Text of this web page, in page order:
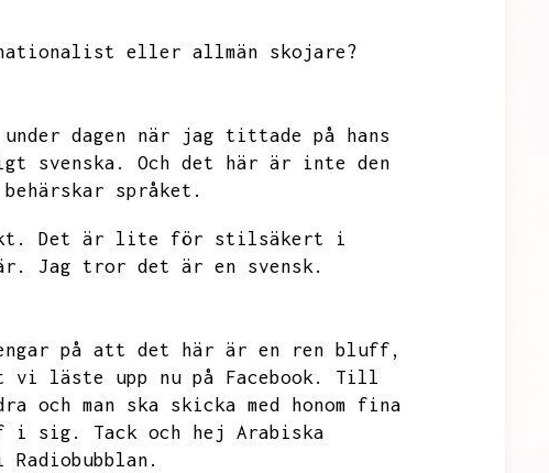
eller allmän skojare?
under dagen när jag tittade på hans
svenska.
Och det här är inte den
språket.
Det är lite för stilsäkert i
Jag tror det är en svensk.
på att det här är en ren bluff,
läste upp nu på Facebook.
Till
och man ska skicka med honom fina
i sig.
Tack och hej Arabiska